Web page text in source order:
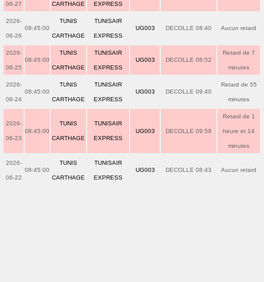
06-27 CARTHAGE EXPRESS
2026-
06-26
08:45:00
TUNIS
CARTHAGE
TUNISAIR
EXPRESS
UG003 DECOLLE 08:40 Aucun retard
2026-
06-25
08:45:00
TUNIS
CARTHAGE
TUNISAIR
EXPRESS
UG003 DECOLLE 08:52
Retard de 7
minutes
2026-
06-24
08:45:00
TUNIS
CARTHAGE
TUNISAIR
EXPRESS
UG003 DECOLLE 09:40
Retard de 55
minutes
2026-
06-23
08:45:00
TUNIS
CARTHAGE
TUNISAIR
EXPRESS
UG003 DECOLLE 09:59
Retard de 1
heure et 14
minutes
2026-
06-22
08:45:00
TUNIS
CARTHAGE
TUNISAIR
EXPRESS
UG003 DECOLLE 08:43 Aucun retard